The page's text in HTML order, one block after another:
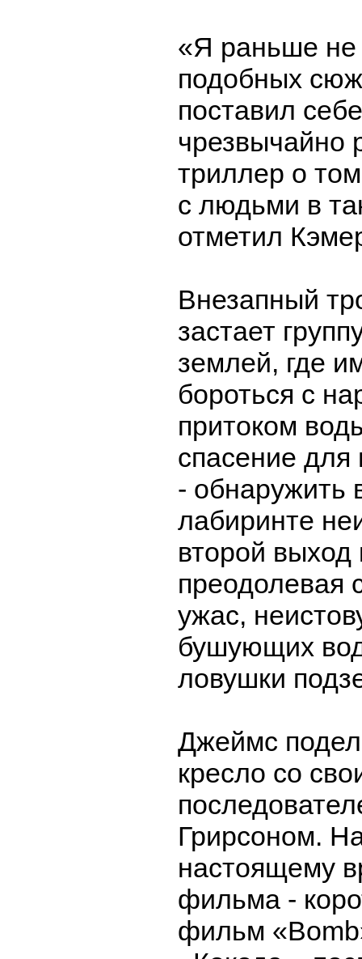
«Я раньше
подобных
поставил
чрезвычайно
триллер о
с людьми в
отметил
Внезапный
застает
землей, где
бороться с
притоком
спасение для
- обнаружить
лабиринте
второй
преодолевая
ужас,
бушующих
ловушки
Джеймс
кресло со
Грирсоном.
настоящему
фильма -
фильм